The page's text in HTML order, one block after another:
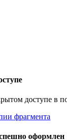
доступе в
фрагмента
оформлен